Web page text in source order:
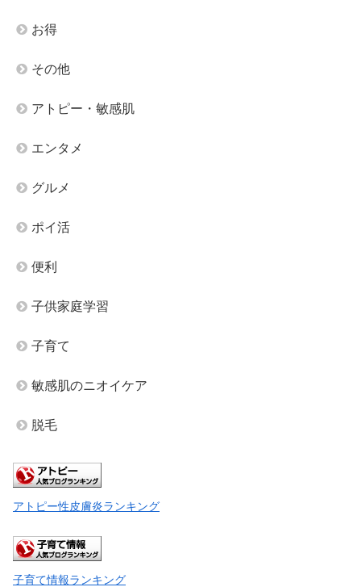
お得
その他
アトピー・敏感肌
エンタメ
グルメ
ポイ活
便利
子供家庭学習
子育て
敏感肌のニオイケア
脱毛
アトピー性皮膚炎ランキング
子育て情報ランキング